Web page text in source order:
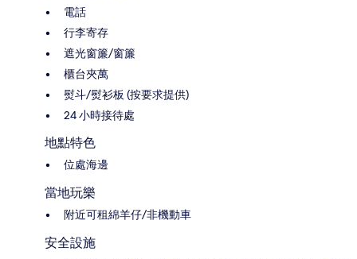
電話
行李寄存
遮光窗簾/窗簾
櫃台夾萬
熨斗/熨衫板 (按要求提供)
24 小時接待處
地點特色
位處海邊
當地玩樂
附近可租綿羊仔/非機動車
安全設施